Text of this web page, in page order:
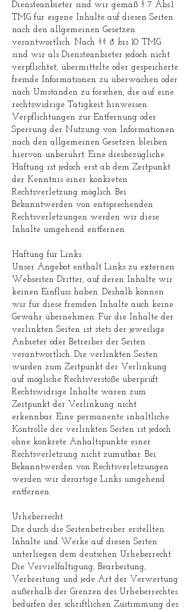
Diensteanbieter sind wir gemäß § 7 Abs.1
TMG für eigene Inhalte auf diesen Seiten
nach den allgemeinen Gesetzen
verantwortlich. Nach §§ 8 bis 10 TMG
sind wir als Diensteanbieter jedoch nicht
verpflichtet, übermittelte oder gespeicherte
fremde Informationen zu überwachen oder
nach Umständen zu forschen, die auf eine
rechtswidrige Tätigkeit hinweisen.
Verpflichtungen zur Entfernung oder
Sperrung der Nutzung von Informationen
nach den allgemeinen Gesetzen bleiben
hiervon unberührt. Eine diesbezügliche
Haftung ist jedoch erst ab dem Zeitpunkt
der Kenntnis einer konkreten
Rechtsverletzung möglich. Bei
Bekanntwerden von entsprechenden
Rechtsverletzungen werden wir diese
Inhalte umgehend entfernen.
Haftung für Links
Unser Angebot enthält Links zu externen
Webseiten Dritter, auf deren Inhalte wir
keinen Einfluss haben. Deshalb können
wir für diese fremden Inhalte auch keine
Gewähr übernehmen. Für die Inhalte der
verlinkten Seiten ist stets der jeweilige
Anbieter oder Betreiber der Seiten
verantwortlich. Die verlinkten Seiten
wurden zum Zeitpunkt der Verlinkung
auf mögliche Rechtsverstöße überprüft.
Rechtswidrige Inhalte waren zum
Zeitpunkt der Verlinkung nicht
erkennbar. Eine permanente inhaltliche
Kontrolle der verlinkten Seiten ist jedoch
ohne konkrete Anhaltspunkte einer
Rechtsverletzung nicht zumutbar. Bei
Bekanntwerden von Rechtsverletzungen
werden wir derartige Links umgehend
entfernen.
Urheberrecht
Die durch die Seitenbetreiber erstellten
Inhalte und Werke auf diesen Seiten
unterliegen dem deutschen Urheberrecht.
Die Vervielfältigung, Bearbeitung,
Verbreitung und jede Art der Verwertung
außerhalb der Grenzen des Urheberrechtes
bedürfen der schriftlichen Zustimmung des